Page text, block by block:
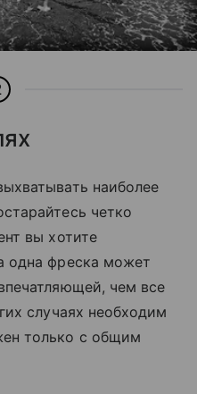
наиболее
четко
вы хотите
одна фреска может
чем все
случаях необходим
только с общим